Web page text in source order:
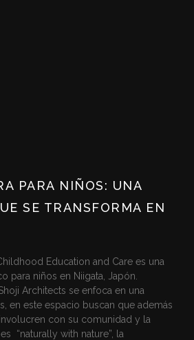
PARA NIÑOS: UNA
SE TRANSFORMA EN
Education and Care es una
para niños en Niigata, Japón.
Architects se enfoca en una
en este espacio buscan que además
con su comunidad y la
“naturally with nature”, la